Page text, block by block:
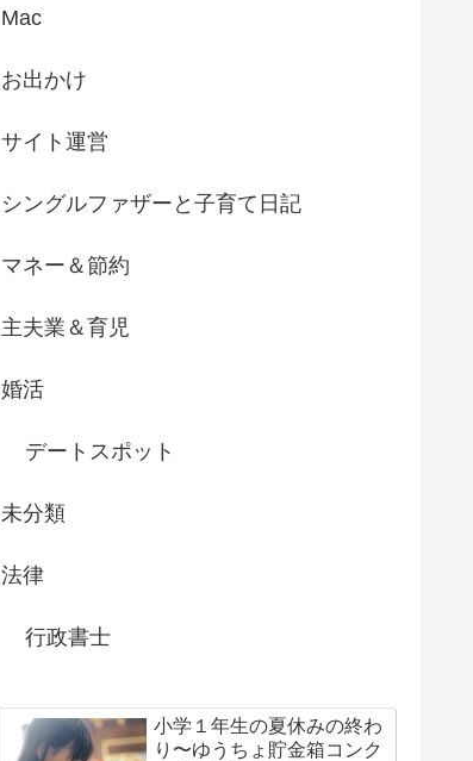
Mac
お出かけ
サイト運営
シングルファザーと子育て日記
マネー＆節約
主夫業＆育児
婚活
デートスポット
未分類
法律
行政書士
小学１年生の夏休みの終わ
り〜ゆうちょ貯金箱コンク